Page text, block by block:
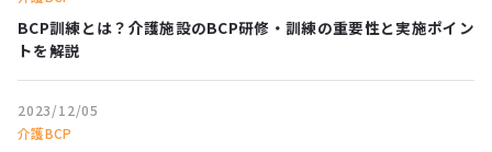
BCP訓練とは？介護施設のBCP研修・訓練の重要性と実施ポイン
トを解説
2023/12/05
介護BCP